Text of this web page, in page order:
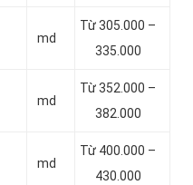
md
Từ 305.000 –
335.000
md
Từ 352.000 –
382.000
md
Từ 400.000 –
430.000